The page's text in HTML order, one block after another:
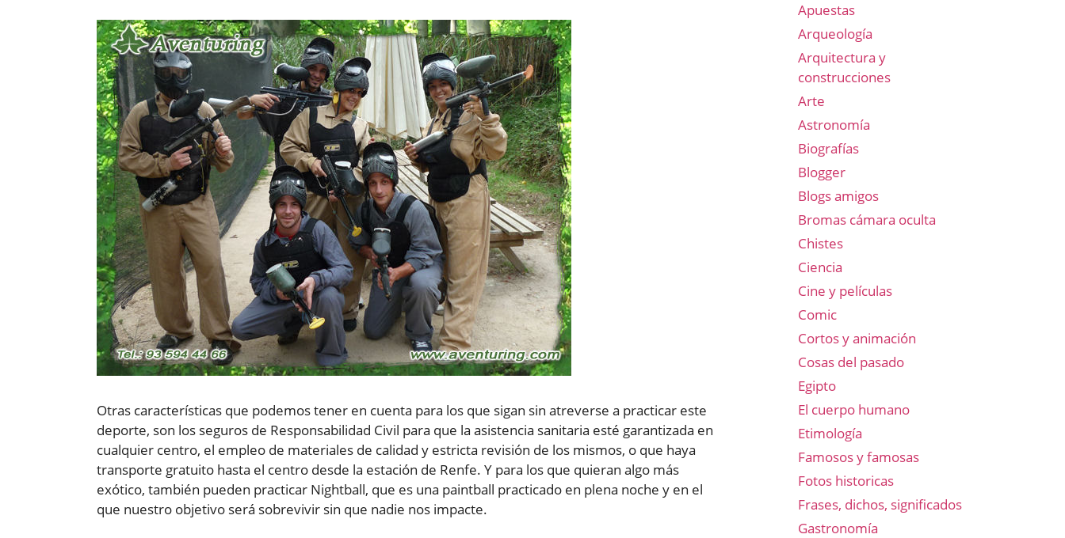
Otras características que podemos tener en cuenta para los que sigan sin atreverse a practicar este
deporte, son los seguros de Responsabilidad Civil para que la asistencia sanitaria esté garantizada en
cualquier centro, el empleo de materiales de calidad y estricta revisión de los mismos, o que haya
transporte gratuito hasta el centro desde la estación de Renfe. Y para los que quieran algo más
exótico, también pueden practicar Nightball, que es una paintball practicado en plena noche y en el
que nuestro objetivo será sobrevivir sin que nadie nos impacte.
Apuestas
Arqueología
Arquitectura y
construcciones
Arte
Astronomía
Biografías
Blogger
Blogs amigos
Bromas cámara oculta
Chistes
Ciencia
Cine y películas
Comic
Cortos y animación
Cosas del pasado
Egipto
El cuerpo humano
Etimología
Famosos y famosas
Fotos historicas
Frases, dichos, significados
Gastronomía